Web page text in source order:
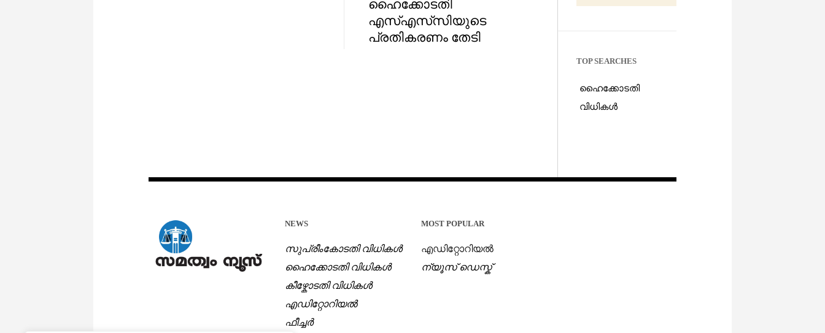
ഹൈക്കോടതി
എസ്‌എസ്‌സിയുടെ
പ്രതികരണം തേടി
TOP SEARCHES
ഹൈക്കോടതി
വിധികൾ
NEWS
സുപ്രീംകോടതി വിധികൾ
ഹൈക്കോടതി വിധികൾ
കീഴ്കോടതി വിധികൾ
എഡിറ്റോറിയൽ
ഫീച്ചർ
MOST POPULAR
എഡിറ്റോറിയൽ
ന്യൂസ് ഡെസ്ക്